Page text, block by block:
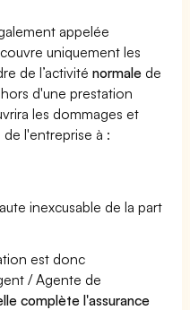
appelée
uniquement les
de l’activiténormale de
d'une prestation
les dommages et
l'entreprise à :
inexcusable de la part
est donc
/ Agente de
complète l'assurance